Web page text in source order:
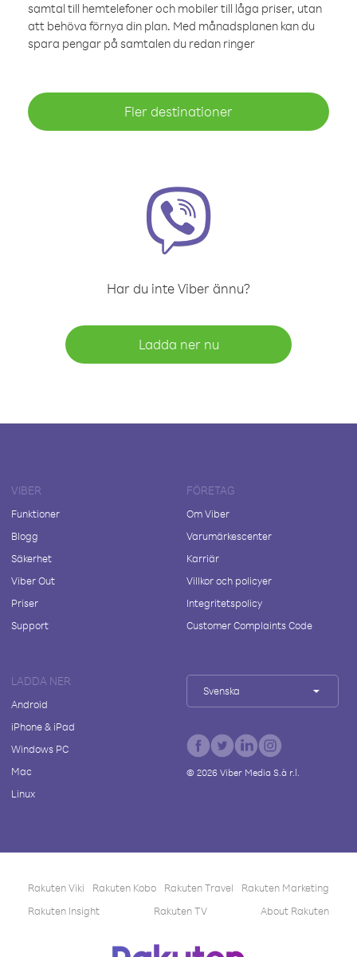
samtal till hemtelefoner och mobiler till låga priser, utan
att behöva förnya din plan. Med månadsplanen kan du
spara pengar på samtalen du redan ringer
Fler destinationer
Har du inte Viber ännu?
Ladda ner nu
VIBER
Funktioner
Blogg
Säkerhet
Viber Out
Priser
Support
FÖRETAG
Om Viber
Varumärkescenter
Karriär
Villkor och policyer
Integritetspolicy
Customer Complaints Code
LADDA NER
Android
iPhone & iPad
Windows PC
Mac
Linux
Svenska
© 2026Viber Media S.à r.l.
Rakuten Viki Rakuten Kobo Rakuten Travel
Rakuten Marketing
Rakuten Insight
Rakuten TV About Rakuten